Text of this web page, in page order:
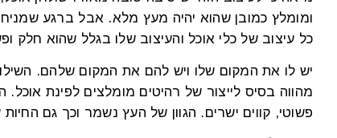
ומומלץ כמובן שהוא יהיה מעץ מלא. אבל ברגע
כל עיצוב של כלי אוכל והעיצוב שלו בגלל שהוא חלק
יש לו את המקום שלו ויש להם את המקום שלהם.
מהווה בסיס לייצור של רהיטים מומלצים לפינת
פשוטי, קווים ישרים. הגוון של העץ נשמר וכך גם החיות